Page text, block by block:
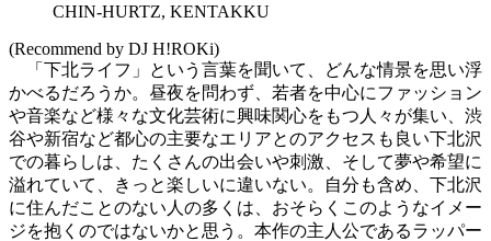
CHIN-HURTZ, KENTAKKU
(Recommend by DJ H!ROKi)
「下北ライフ」という言葉を聞いて、どんな情景を思い浮
かべるだろうか。昼夜を問わず、若者を中心にファッション
や音楽など様々な文化芸術に興味関心をもつ人々が集い、渋
谷や新宿など都心の主要なエリアとのアクセスも良い下北沢
での暮らしは、たくさんの出会いや刺激、そして夢や希望に
溢れていて、きっと楽しいに違いない。自分も含め、下北沢
に住んだことのない人の多くは、おそらくこのようなイメー
ジを抱くのではないかと思う。本作の主人公であるラッパー